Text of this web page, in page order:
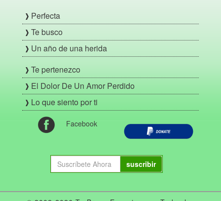
Perfecta
Te busco
Un año de una herida
Te pertenezco
El Dolor De Un Amor Perdido
Lo que siento por ti
Facebook
suscribir